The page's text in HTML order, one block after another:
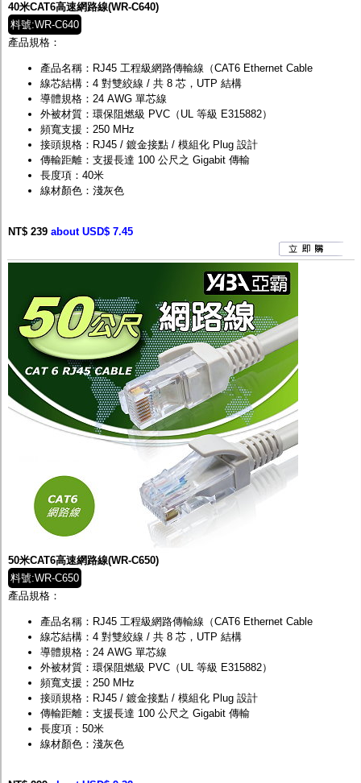
40米CAT6高速網路線(WR-C640)
料號:WR-C640
產品規格：
產品名稱：RJ45 工程級網路傳輸線（CAT6 Ethernet Cable
線芯結構：4 對雙絞線 / 共 8 芯，UTP 結構
導體規格：24 AWG 單芯線
外被材質：環保阻燃級 PVC（UL 等級 E315882）
頻寬支援：250 MHz
接頭規格：RJ45 / 鍍金接點 / 模組化 Plug 設計
傳輸距離：支援長達 100 公尺之 Gigabit 傳輸
長度項：40米
線材顏色：淺灰色
NT$ 239 about USD$ 7.45
50米CAT6高速網路線(WR-C650)
料號:WR-C650
產品規格：
產品名稱：RJ45 工程級網路傳輸線（CAT6 Ethernet Cable
線芯結構：4 對雙絞線 / 共 8 芯，UTP 結構
導體規格：24 AWG 單芯線
外被材質：環保阻燃級 PVC（UL 等級 E315882）
頻寬支援：250 MHz
接頭規格：RJ45 / 鍍金接點 / 模組化 Plug 設計
傳輸距離：支援長達 100 公尺之 Gigabit 傳輸
長度項：50米
線材顏色：淺灰色